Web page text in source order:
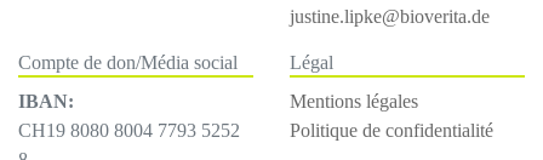
justine.lipke@bioverita.de
Compte de don/Média social
IBAN:
CH19 8080 8004 7793 5252
Légal
Mentions légales
Politique de confidentialité